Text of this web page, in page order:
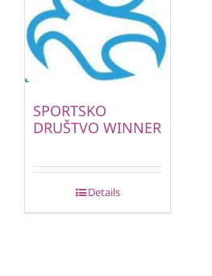
SPORTSKO
DRUŠTVO WINNER
Details